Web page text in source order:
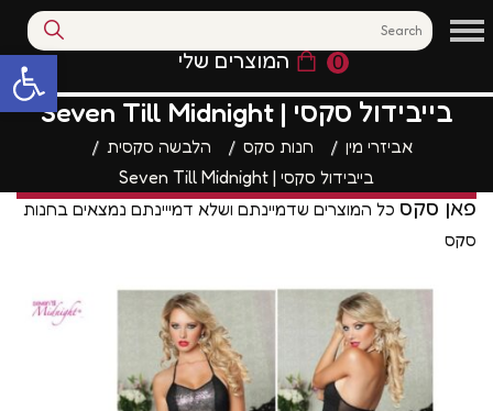
פתח סרגל 0 המוצרים שלי
בייבידול סקסי | Seven Till Midnight
אביזרי מין חנות סקס
הלבשה סקסית
בייבידול סקסי | Seven Till Midnight
פאן סקס כל המוצרים שדמיינתם ושלא דמייינתם נמצאים בחנות
סקס